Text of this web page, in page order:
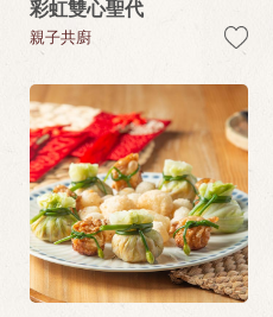
彩虹雙心聖代
親子共廚